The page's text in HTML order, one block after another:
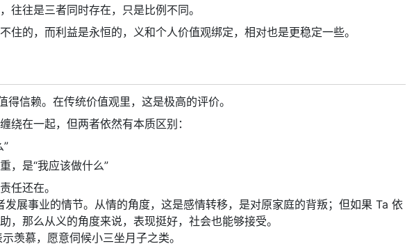
往往是三者同时存在，只是比例不同。
的，而利益是永恒的，义和个人价值观绑定，相对也是更稳定一些。
信赖。在传统价值观里，这是极高的评价。
绕在一起，但两者依然有本质区别：
”
，是“我应该做什么”
任还在。
发展事业的情节。从情的角度，这是感情转移，是对原家庭的背叛；但如果 Ta 依
那么从义的角度来说，表现挺好，社会也能够接受。
羡慕，愿意伺候小三坐月子之类。